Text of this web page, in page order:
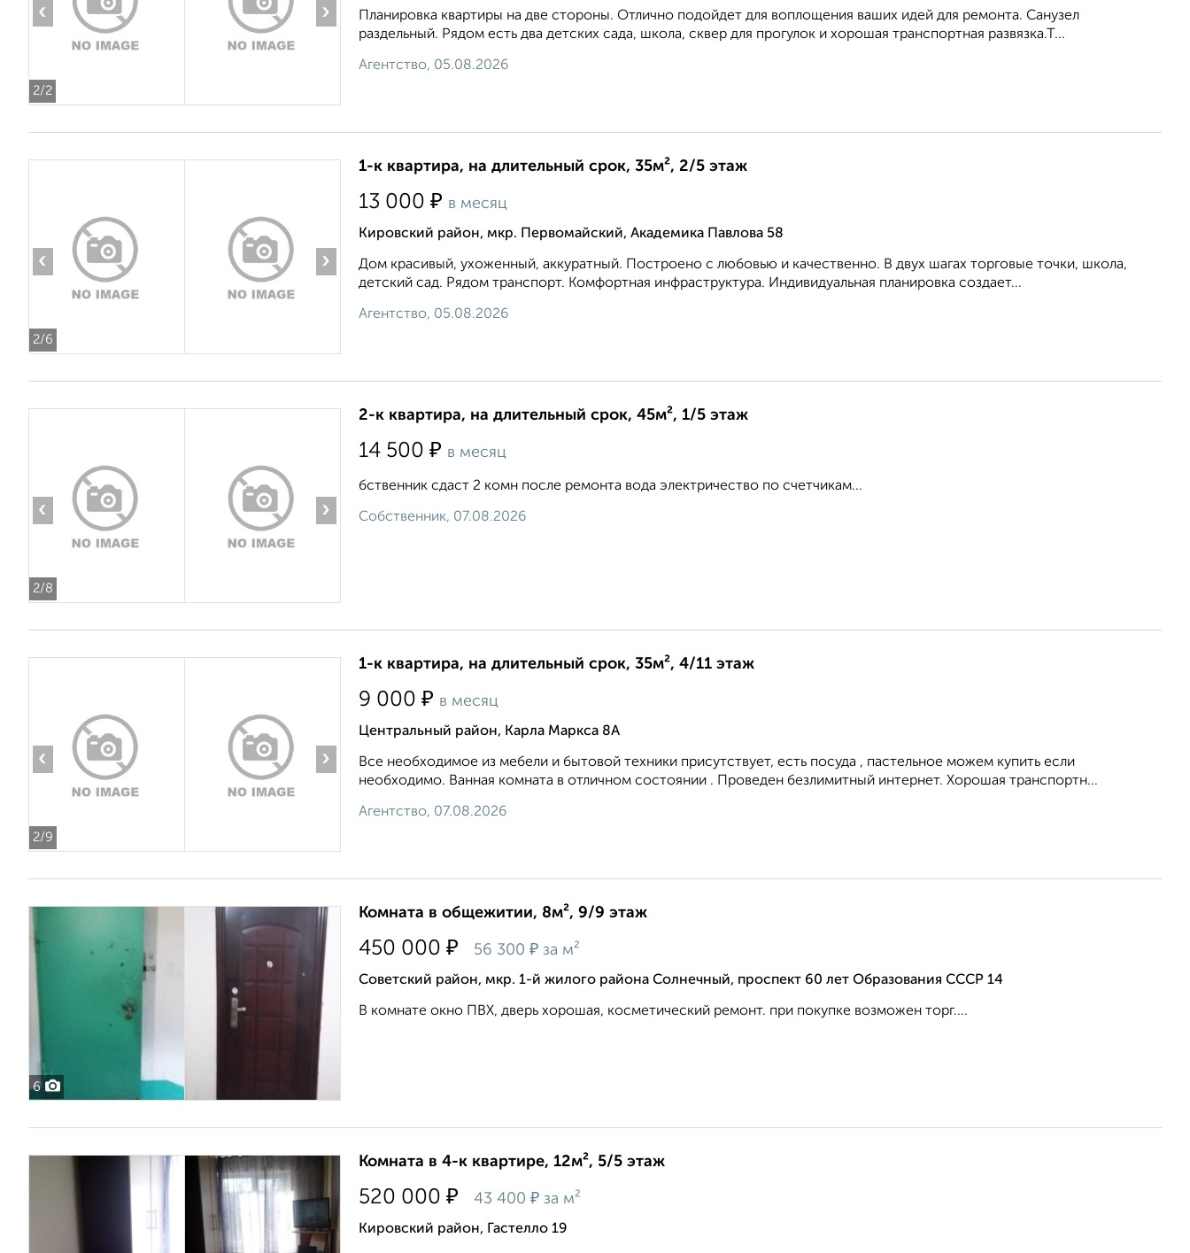
2/2
‹ ›
Планировка квартиры на две стороны. Отлично подойдет для воплощения ваших идей для ремонта. Санузел
раздельный. Рядом есть два детских сада, школа, сквер для прогулок и хорошая транспортная развязка.Т...
Агентство, 05.08.2026
2/6
‹ ›
1-к квартира, на длительный срок, 35м², 2/5 этаж
13 000 ₽ в месяц
Кировский район, мкр. Первомайский, Академика Павлова 58
Дом красивый, ухоженный, аккуратный. Построено с любовью и качественно. В двух шагах торговые точки, школа,
детский сад. Рядом транспорт. Комфортная инфраструктура. Индивидуальная планировка создает...
Агентство, 05.08.2026
2/8
‹ ›
2-к квартира, на длительный срок, 45м², 1/5 этаж
14 500 ₽ в месяц
бственник сдаст 2 комн после ремонта вода электричество по счетчикам...
Собственник, 07.08.2026
2/9
‹ ›
1-к квартира, на длительный срок, 35м², 4/11 этаж
9 000 ₽ в месяц
Центральный район, Карла Маркса 8А
Все необходимое из мебели и бытовой техники присутствует, есть посуда , пастельное можем купить если
необходимо. Ванная комната в отличном состоянии . Проведен безлимитный интернет. Хорошая транспортн...
Агентство, 07.08.2026
6
Комната в общежитии, 8м², 9/9 этаж
450 000 ₽ 56 300 ₽ за м²
Советский район, мкр. 1-й жилого района Солнечный, проспект 60 лет Образования СССР 14
В комнате окно ПВХ, дверь хорошая, косметический ремонт. при покупке возможен торг....
Комната в 4-к квартире, 12м², 5/5 этаж
520 000 ₽ 43 400 ₽ за м²
Кировский район, Гастелло 19